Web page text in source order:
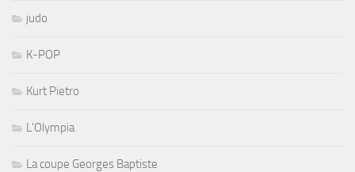
judo
K-POP
Kurt Pietro
L'Olympia
La coupe Georges Baptiste